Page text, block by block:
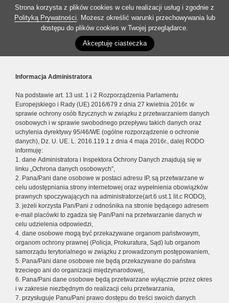
Strona korzysta z plików cookies w celu realizacji usług i zgodnie z
Polityką Prywatności. Możesz określić warunki przechowywania lub
dostępu do plików cookies w Twojej przeglądarce.
Akceptuję ciasteczka
Informacja Administratora
Na podstawie art. 13 ust. 1 i 2 Rozporządzenia Parlamentu
Europejskiego i Rady (UE) 2016/679 z dnia 27 kwietnia 2016r. w
sprawie ochrony osób fizycznych w związku z przetwarzaniem danych
osobowych i w sprawie swobodnego przepływu takich danych oraz
uchylenia dyrektywy 95/46/WE (ogólne rozporządzenie o ochronie
danych), Dz. U. UE. L. 2016.119.1 z dnia 4 maja 2016r., dalej RODO
informuję:
1. dane Administratora i Inspektora Ochrony Danych znajdują się w
linku „Ochrona danych osobowych”,
2. Pana/Pani dane osobowe w postaci adresu IP, są przetwarzane w
celu udostępniania strony internetowej oraz wypełnienia obowiązków
prawnych spoczywających na administratorze(art.6 ust.1 lit.c RODO),
3. jeżeli korzysta Pan/Pani z odnośnika na stronie będącego adresem
e-mail placówki to zgadza się Pan/Pani na przetwarzanie danych w
celu udzielenia odpowiedzi,
4. dane osobowe mogą być przekazywane organom państwowym,
organom ochrony prawnej (Policja, Prokuratura, Sąd) lub organom
samorządu terytorialnego w związku z prowadzonym postępowaniem,
5. Pana/Pani dane osobowe nie będą przekazywane do państwa
trzeciego ani do organizacji międzynarodowej,
6. Pana/Pani dane osobowe będą przetwarzane wyłącznie przez okres
i w zakresie niezbędnym do realizacji celu przetwarzania,
7. przysługuje Panu/Pani prawo dostępu do treści swoich danych